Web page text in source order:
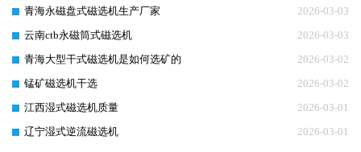
2026-03-03
青海永磁盘式磁选机生产厂家
2026-03-03
云南ctb永磁筒式磁选机
2026-03-02
青海大型干式磁选机是如何选矿的
2026-03-02
锰矿磁选机干选
2026-03-01
江西湿式磁选机质量
2026-03-01
辽宁湿式逆流磁选机